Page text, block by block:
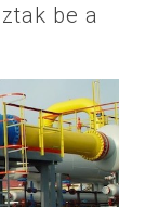
be a